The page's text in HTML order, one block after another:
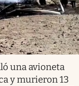
una avioneta
y murieron 13